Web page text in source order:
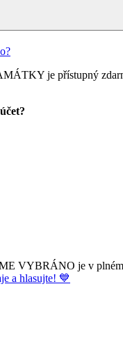
je přístupný
VYBRÁNO je v
a hlasujte! 💙